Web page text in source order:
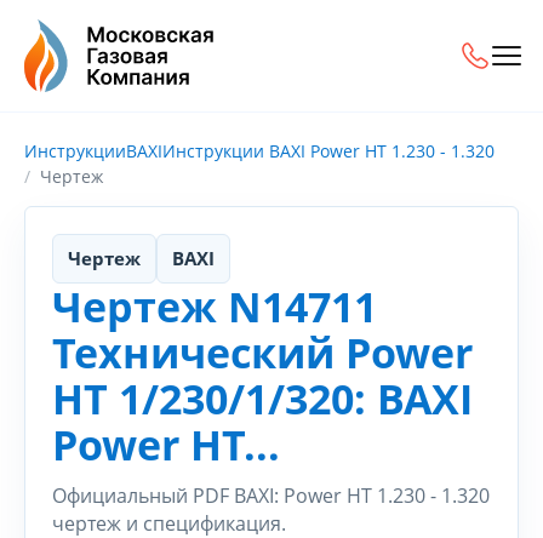
ИнструкцииBAXIИнструкции BAXI Power HT 1.230 - 1.320
Чертеж
Чертеж BAXI
Чертеж N14711
Технический Power
HT 1/230/1/320: BAXI
Power HT...
Официальный PDF BAXI: Power HT 1.230 - 1.320
чертеж и спецификация.